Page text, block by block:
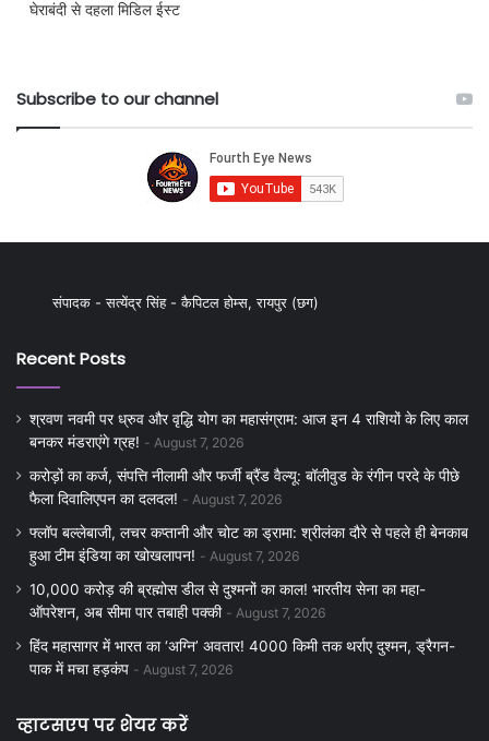
घेराबंदी से दहला मिडिल ईस्ट
Subscribe to our channel
संपादक - सत्येंद्र सिंह - कैपिटल होम्स, रायपुर (छग)
Recent Posts
श्रवण नवमी पर ध्रुव और वृद्धि योग का महासंग्राम: आज इन 4 राशियों के लिए काल
बनकर मंडराएंगे ग्रह!
August 7, 2026
करोड़ों का कर्ज, संपत्ति नीलामी और फर्जी ब्रैंड वैल्यू: बॉलीवुड के रंगीन परदे के पीछे
फैला दिवालिएपन का दलदल!
August 7, 2026
फ्लॉप बल्लेबाजी, लचर कप्तानी और चोट का ड्रामा: श्रीलंका दौरे से पहले ही बेनकाब
हुआ टीम इंडिया का खोखलापन!
August 7, 2026
10,000 करोड़ की ब्रह्मोस डील से दुश्मनों का काल! भारतीय सेना का महा-
ऑपरेशन, अब सीमा पार तबाही पक्की
August 7, 2026
हिंद महासागर में भारत का ‘अग्नि’ अवतार! 4000 किमी तक थर्राए दुश्मन, ड्रैगन-
पाक में मचा हड़कंप
August 7, 2026
व्हाटसएप पर शेयर करें